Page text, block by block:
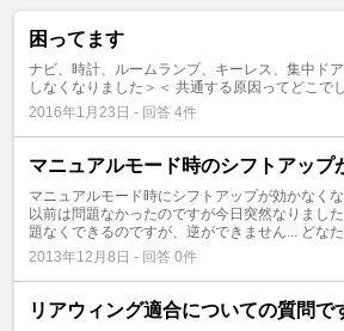
困ってます
ナビ、時計、ルームランプ、キーレス、集中ド
しなくなりました＞＜ 共通する原因ってどこで
2016年1月23日 - 回答 4件
マニュアルモード時のシフトアップ
マニュアルモード時にシフトアップが効かなく
以前は問題なかったのですが今日突然なりまし
題なくできるのですが、逆ができません... どな
2013年12月8日 - 回答 0件
リアウィング適合についての質問で